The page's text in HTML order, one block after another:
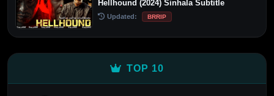
Hellhound (2024) Sinhala Subtitle
Updated: BRRIP
TOP 10